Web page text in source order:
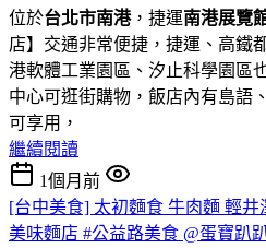
位於台北市南港，捷運南港展覽
店】交通非常便捷，捷運、高鐵
港軟體工業園區、汐止科學園區
中心可逛街購物，飯店內有島語
可享用，
繼續閱讀
1個月前
[台中美食] 太初麵食 牛肉麵 輕井
美味麵店 #公益路美食 @蛋寶趴